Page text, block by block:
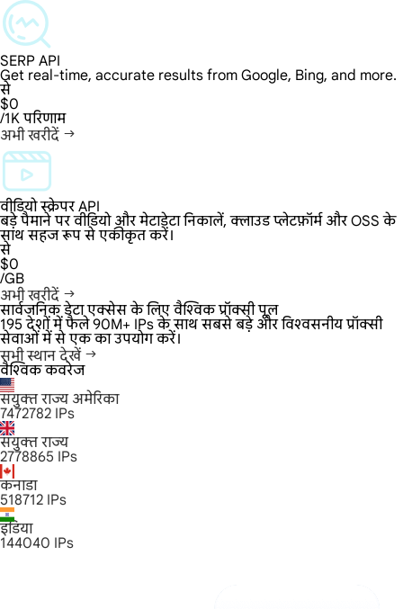
SERP API
Get real-time, accurate results from Google, Bing, and more.
से
$0
/1K परिणाम
अभी खरीदें
वीडियो स्क्रेपर API
बड़े पैमाने पर वीडियो और मेटाडेटा निकालें, क्लाउड प्लेटफ़ॉर्म और OSS के
साथ सहज रूप से एकीकृत करें।
से
$0
/GB
अभी खरीदें
सार्वजनिक डेटा एक्सेस के लिए वैश्विक प्रॉक्सी पूल
195 देशों में फैले 90M+ IPs के साथ सबसे बड़े और विश्वसनीय प्रॉक्सी
सेवाओं में से एक का उपयोग करें।
सभी स्थान देखें
वैश्विक कवरेज
संयुक्त राज्य अमेरिका
7472782 IPs
संयुक्त राज्य
2778865 IPs
कनाडा
518712 IPs
इंडिया
144040 IPs